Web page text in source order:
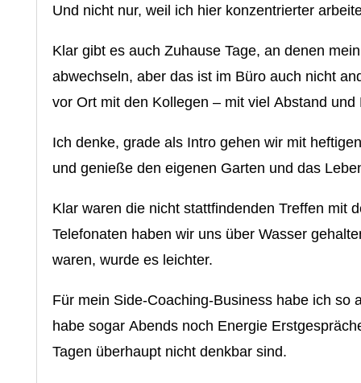
Und nicht nur, weil ich hier konzentrierter
Klar gibt es auch Zuhause Tage, an denen
abwechseln, aber das ist im Büro auch nicht
vor Ort mit den Kollegen – mit viel Abstand
Ich denke, grade als Intro gehen wir mit
und genieße den eigenen Garten und das
Klar waren die nicht stattfindenden Treffen mit
Telefonaten haben wir uns über Wasser
waren, wurde es leichter.
Für mein Side-Coaching-Business habe ich so
habe sogar Abends noch Energie
Tagen überhaupt nicht denkbar sind.